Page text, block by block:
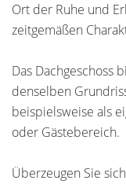
Ort der Ruhe und
zeitgemäßen
Das Dachgeschoss
denselben
beispielsweise als
oder Gästebereich.
Überzeugen Sie